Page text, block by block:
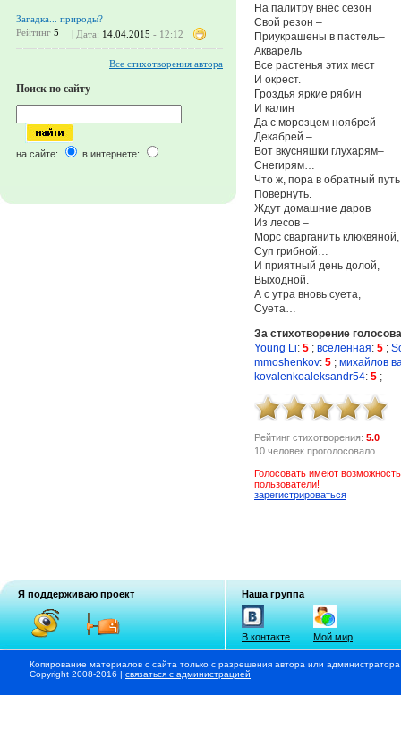
Загадка... природы?
Рейтинг 5 | Дата: 14.04.2015 - 12:12
Все стихотворения автора
Поиск по сайту
на сайте: в интернете:
На палитру внёс сезон
Свой резон –
Приукрашены в пастель–
Акварель
Все растенья этих мест
И окрест.
Гроздья яркие рябин
И калин
Да с морозцем ноябрей–
Декабрей –
Вот вкусняшки глухарям–
Снегирям…
Что ж, пора в обратный путь
Повернуть.
Ждут домашние даров
Из лесов –
Морс сварганить клюквяной,
Суп грибной…
И приятный день долой,
Выходной.
А с утра вновь суета,
Суета…
За стихотворение
Young Li: 5 ; вселенная: 5 ;
mmoshenkov: 5 ; михайлов
kovalenkoaleksandr54: 5 ;
Рейтинг стихотворения: 5.0
10 человек проголосовало
Голосовать имеют
пользователи!
зарегистрироваться
Я поддерживаю проект Наша группа
В контакте Мой мир
Копирование материалов с сайта только с разрешения автора или
Copyright 2008-2016 | связаться с администрацией